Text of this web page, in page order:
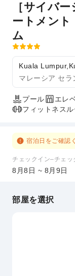
［サイバ
ートメント
ム
Kuala
マレーシア セラ
プール エレ
フィットネスル
宿泊日をご確認
チェックイン–チェッ
8月8日 ~ 8月9日
部屋を選択